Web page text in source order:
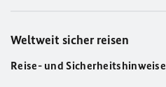
Weltweit sicher reisen
Reise- und Sicherheitshinweise